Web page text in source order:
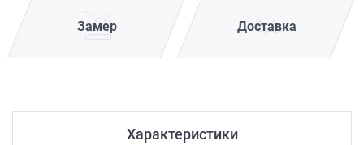
Замер Доставка
Характеристики